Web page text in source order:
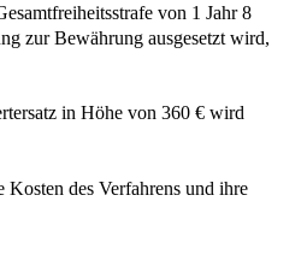
von 1 Jahr 8
zur Bewährung ausgesetzt wird,
in Höhe von 360 € wird
des Verfahrens und ihre